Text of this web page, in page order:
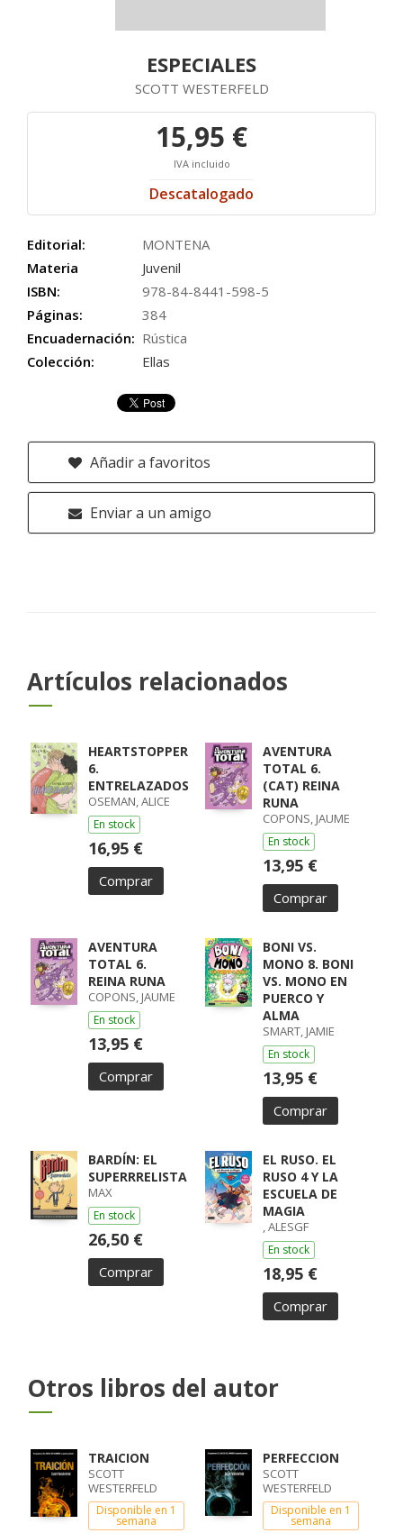
ESPECIALES
SCOTT WESTERFELD
15,95 €
IVA incluido
Descatalogado
Editorial:
MONTENA
Materia
Juvenil
ISBN:
978-84-8441-598-5
Páginas:
384
Encuadernación: Rústica
Colección:
Ellas
Añadir a favoritos
Enviar a un amigo
Artículos relacionados
HEARTSTOPPER
6.
ENTRELAZADOS
OSEMAN, ALICE
En stock
16,95 €
Comprar
AVENTURA
TOTAL 6.
(CAT) REINA
RUNA
COPONS, JAUME
En stock
13,95 €
Comprar
AVENTURA
TOTAL 6.
REINA RUNA
COPONS, JAUME
En stock
13,95 €
Comprar
BONI VS.
MONO 8. BONI
VS. MONO EN
PUERCO Y
ALMA
SMART, JAMIE
En stock
13,95 €
Comprar
BARDÍN: EL
SUPERRRELISTA
MAX
En stock
26,50 €
Comprar
EL RUSO. EL
RUSO 4 Y LA
ESCUELA DE
MAGIA
, ALESGF
En stock
18,95 €
Comprar
Otros libros del autor
TRAICION
SCOTT
WESTERFELD
Disponible en 1
semana
PERFECCION
SCOTT
WESTERFELD
Disponible en 1
semana